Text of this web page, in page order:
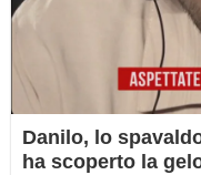
Danilo, lo
ha scoperto la